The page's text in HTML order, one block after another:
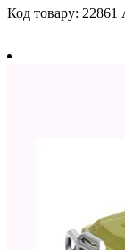
Код товару: 22861